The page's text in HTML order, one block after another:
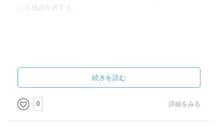
にも感謝を表する。
続きを読む
0 詳細をみる